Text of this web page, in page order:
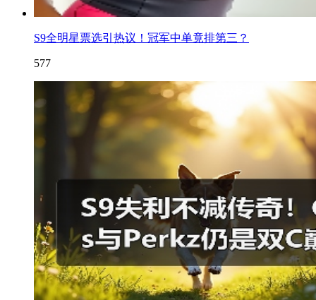
S9全明星票选引热议！冠军中单竟排第三？
577